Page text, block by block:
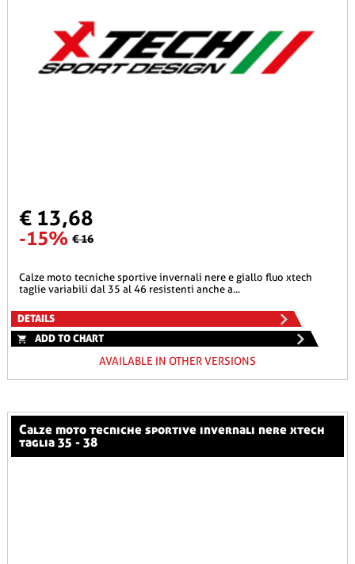
€ 13,68
-15% € 16
calze moto tecniche sportive invernali nere e giallo fluo xtech
taglie variabili dal 35 al 46 resistenti anche a...
DETAILS
ADD TO CHART
AVAILABLE IN OTHER VERSIONS
calze moto tecniche sportive invernali nere xtech
taglia 35 - 38